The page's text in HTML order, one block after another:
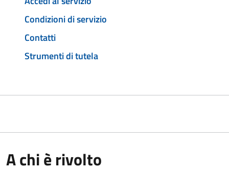
Condizioni di servizio
Contatti
Strumenti di tutela
A chi è rivolto